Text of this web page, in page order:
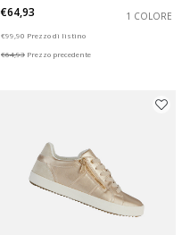
€64,93
1 COLORE
€99,90 Prezzo di listino
€64,93 Prezzo precedente